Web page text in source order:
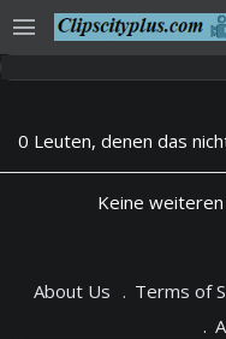
menu
0 Leuten, denen das
Keine
About Us Terms of